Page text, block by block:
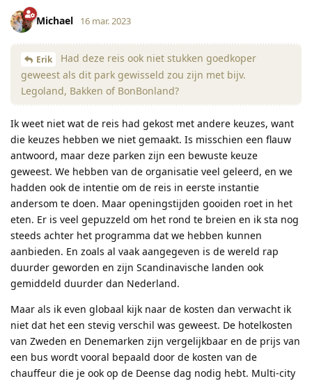
Michael 16 mar. 2023
Erik
Had deze reis ook niet stukken goedkoper
geweest als dit park gewisseld zou zijn met bijv.
Legoland, Bakken of BonBonland?
Ik weet niet wat de reis had gekost met andere keuzes, want
die keuzes hebben we niet gemaakt. Is misschien een flauw
antwoord, maar deze parken zijn een bewuste keuze
geweest. We hebben van de organisatie veel geleerd, en we
hadden ook de intentie om de reis in eerste instantie
andersom te doen. Maar openingstijden gooiden roet in het
eten. Er is veel gepuzzeld om het rond te breien en ik sta nog
steeds achter het programma dat we hebben kunnen
aanbieden. En zoals al vaak aangegeven is de wereld rap
duurder geworden en zijn Scandinavische landen ook
gemiddeld duurder dan Nederland.
Maar als ik even globaal kijk naar de kosten dan verwacht ik
niet dat het een stevig verschil was geweest. De hotelkosten
van Zweden en Denemarken zijn vergelijkbaar en de prijs van
een bus wordt vooral bepaald door de kosten van de
chauffeur die je ook op de Deense dag nodig hebt. Multi-city